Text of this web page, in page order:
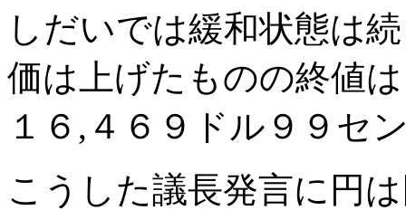
しだいでは緩和状態は
価は上げたものの終値
１６,４６９ドル９９セ
こうした議長発言に円